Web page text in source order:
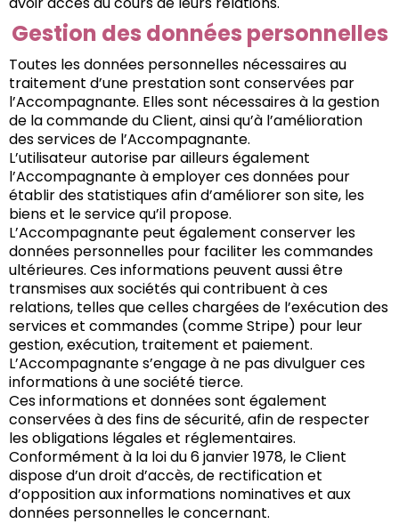
Gestion des données personnelles
Toutes les données personnelles nécessaires au
traitement d’une prestation sont conservées par
l’Accompagnante. Elles sont nécessaires à la gestion
de la commande du Client, ainsi qu’à l’amélioration
des services de l’Accompagnante.
L’utilisateur autorise par ailleurs également
l’Accompagnante à employer ces données pour
établir des statistiques afin d’améliorer son site, les
biens et le service qu’il propose.
L’Accompagnante peut également conserver les
données personnelles pour faciliter les commandes
ultérieures. Ces informations peuvent aussi être
transmises aux sociétés qui contribuent à ces
relations, telles que celles chargées de l’exécution des
services et commandes (comme Stripe) pour leur
gestion, exécution, traitement et paiement.
L’Accompagnante s’engage à ne pas divulguer ces
informations à une société tierce.
Ces informations et données sont également
conservées à des fins de sécurité, afin de respecter
les obligations légales et réglementaires.
Conformément à la loi du 6 janvier 1978, le Client
dispose d’un droit d’accès, de rectification et
d’opposition aux informations nominatives et aux
données personnelles le concernant.